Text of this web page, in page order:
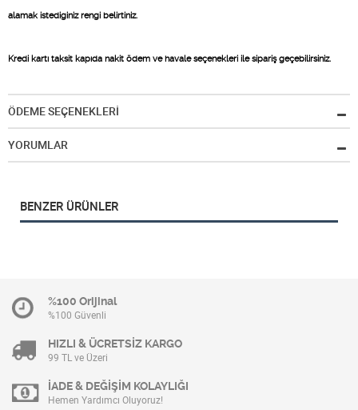
alamak istediginiz rengi belirtiniz.
Kredi kartı taksit kapıda nakit ödem ve havale seçenekleri ile sipariş geçebilirsiniz.
ÖDEME SEÇENEKLERİ
YORUMLAR
BENZER ÜRÜNLER
%100 Orijinal
%100 Güvenli
HIZLI & ÜCRETSİZ KARGO
99 TL ve Üzeri
İADE & DEĞİŞİM KOLAYLIĞI
Hemen Yardımcı Oluyoruz!